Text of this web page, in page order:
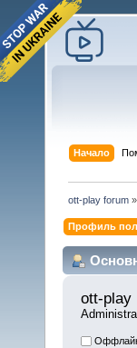
Начало
ott-play forum »
Профиль
ott-play